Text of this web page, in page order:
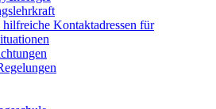
hilfreiche Kontaktadressen für